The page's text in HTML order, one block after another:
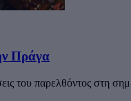
Πράγα
του παρελθόντος στη